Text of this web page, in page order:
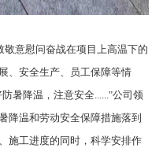
意慰问奋战在项目上高温下的
、安全生产、员工保障等情
暑降温，注意安全......"公司领
降温和劳动安全保障措施落到
施工进度的同时，科学安排作